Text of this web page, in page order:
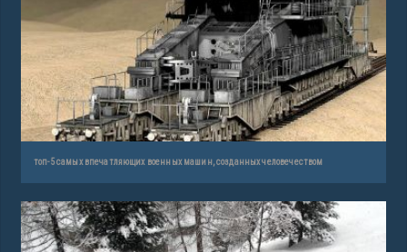
топ-5 самых впечатляющих военных машин, созданных человечеством